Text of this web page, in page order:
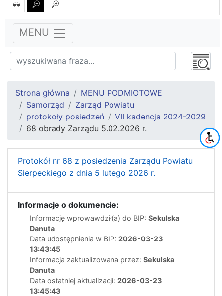
MENU
Strona główna
MENU PODMIOTOWE
Samorząd
Zarząd Powiatu
protokoły posiedzeń
VII kadencja 2024-2029
68 obrady Zarządu 5.02.2026 r.
Protokół nr 68 z posiedzenia Zarządu Powiatu
Sierpeckiego z dnia 5 lutego 2026 r.
Informacje o dokumencie:
Informację wprowawdził(a) do BIP: Sekulska
Danuta
Data udostępnienia w BIP: 2026-03-23
13:43:45
Informacja zaktualizowana przez: Sekulska
Danuta
Data ostatniej aktualizacji: 2026-03-23
13:45:43